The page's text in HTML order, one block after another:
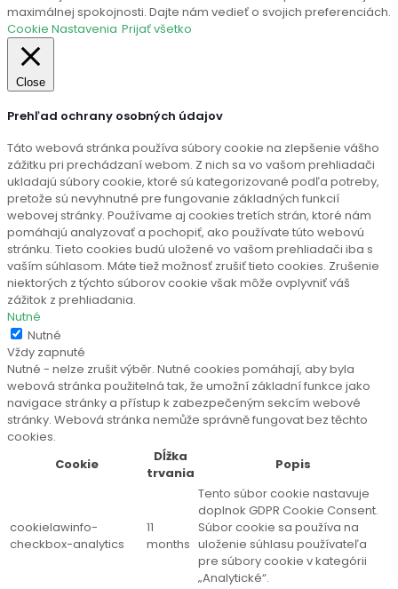
maximálnej spokojnosti. Dajte nám vedieť o svojich preferenciách.
Cookie Nastavenia Prijať všetko
Close
Prehľad ochrany osobných údajov
Táto webová stránka používa súbory cookie na zlepšenie vášho
zážitku pri prechádzaní webom. Z nich sa vo vašom prehliadači
ukladajú súbory cookie, ktoré sú kategorizované podľa potreby,
pretože sú nevyhnutné pre fungovanie základných funkcií
webovej stránky. Používame aj cookies tretích strán, ktoré nám
pomáhajú analyzovať a pochopiť, ako používate túto webovú
stránku. Tieto cookies budú uložené vo vašom prehliadači iba s
vaším súhlasom. Máte tiež možnosť zrušiť tieto cookies. Zrušenie
niektorých z týchto súborov cookie však môže ovplyvniť váš
zážitok z prehliadania.
Nutné
Nutné
Vždy zapnuté
Nutné - nelze zrušit výběr. Nutné cookies pomáhají, aby byla
webová stránka použitelná tak, že umožní základní funkce jako
navigace stránky a přístup k zabezpečeným sekcím webové
stránky. Webová stránka nemůže správně fungovat bez těchto
cookies.
Cookie
Dĺžka
trvania
Popis
cookielawinfo-
checkbox-analytics
11
months
Tento súbor cookie nastavuje
doplnok GDPR Cookie Consent.
Súbor cookie sa používa na
uloženie súhlasu používateľa
pre súbory cookie v kategórii
„Analytické“.